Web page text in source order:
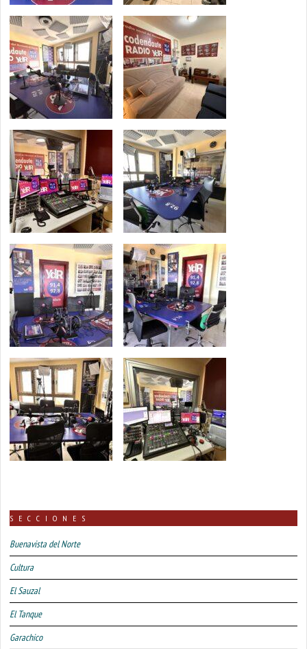
SECCIONES
Buenavista del Norte
Cultura
El Sauzal
El Tanque
Garachico